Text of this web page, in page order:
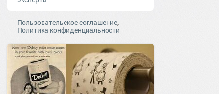
Пользовательское соглашение,
Политика конфиденциальности